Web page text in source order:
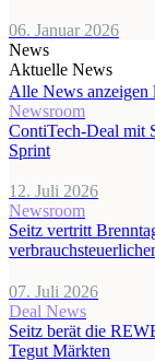
06. Januar 2026
News
Aktuelle News
Alle News anzeigen
Newsroom
ContiTech-Deal mit
Sprint
12. Juli 2026
Newsroom
Seitz vertritt
07. Juli 2026
Deal News
Seitz berät die
Tegut Märkten